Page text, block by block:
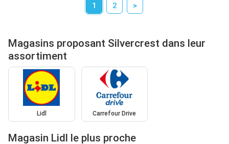
1 2 >
Magasins proposant Silvercrest dans leur
assortiment
Lidl Carrefour Drive
Magasin Lidl le plus proche